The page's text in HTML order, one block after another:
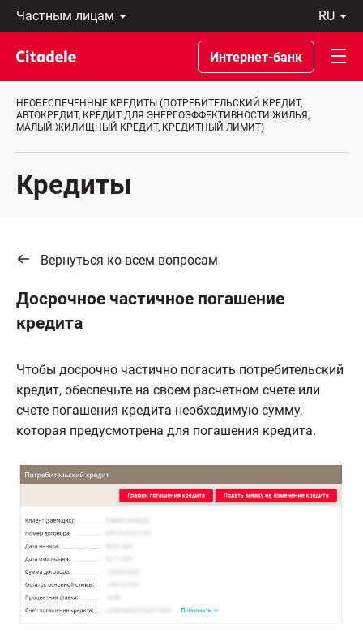
Частным
лицам
Предприятиям
Private
Banking
О
банке
C
ru
Latviski
По-
русски
In
English
Интернет-банк
НЕОБЕСПЕЧЕННЫЕ КРЕДИТЫ (ПОТРЕБИТЕЛЬСКИЙ КРЕДИТ,
АВТОКРЕДИТ, КРЕДИТ ДЛЯ ЭНЕРГОЭФФЕКТИВНОСТИ ЖИЛЬЯ,
МАЛЫЙ ЖИЛИЩНЫЙ КРЕДИТ, КРЕДИТНЫЙ ЛИМИТ)
Кредиты
Вернуться ко всем вопросам
Досрочное частичное погашение
кредита
Чтобы досрочно частично погасить потребительский
кредит, обеспечьте на своем расчетном счете или
счете погашения кредита необходимую сумму,
которая предусмотрена для погашения кредита.